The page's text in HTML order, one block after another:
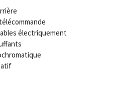
électriquement